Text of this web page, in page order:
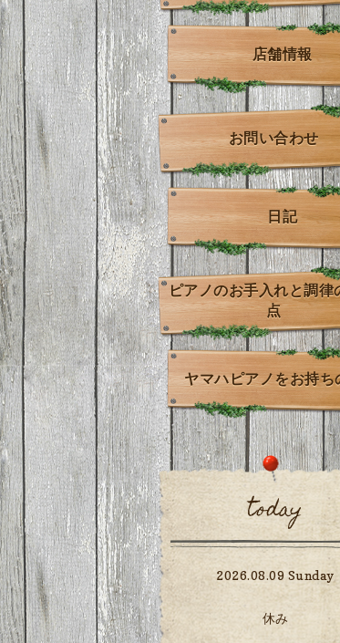
店舗情報
お問い合わせ
日記
ピアノのお手入れと調律
点
ヤマハピアノをお持ち
today
2026.08.09 Sunday
休み